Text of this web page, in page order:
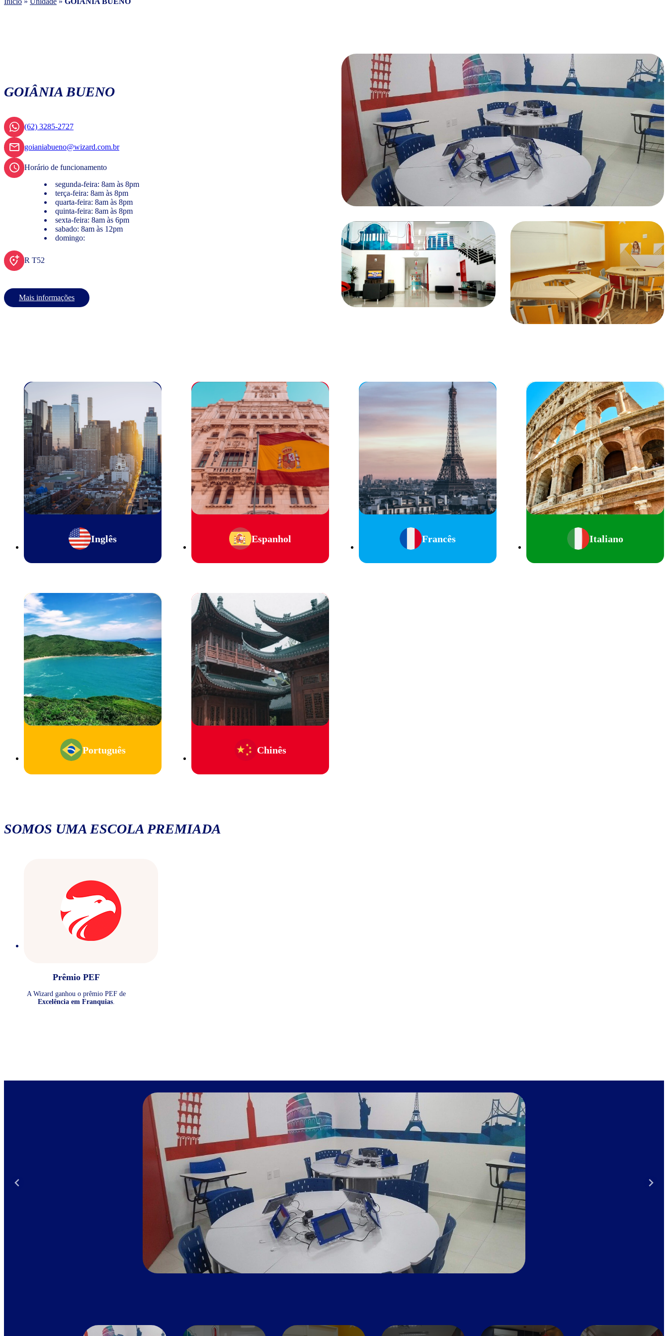
GOIÂNIA BUENO
(62) 3285-2727
goianiabueno@wizard.com.br
Horário de funcionamento
segunda-feira: 8am às 8pm
terça-feira: 8am às 8pm
quarta-feira: 8am às 8pm
quinta-feira: 8am às 8pm
sexta-feira: 8am às 6pm
sabado: 8am às 12pm
domingo:
R T52
Mais informações
Inglês Espanhol Francês Italiano
Português Chinês
SOMOS UMA ESCOLA PREMIADA
Prêmio PEF
A Wizard ganhou o prêmio PEF de
Excelência em Franquias.